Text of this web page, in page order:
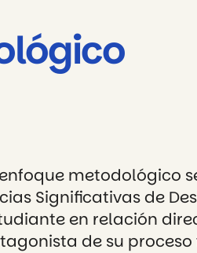
metodológico
Significativas de
en relación
de su